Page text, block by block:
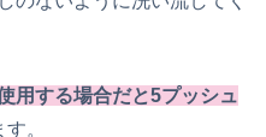
用する場合だと5プッシュ
。